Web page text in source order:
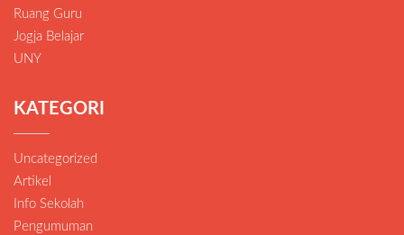
Ruang Guru
Jogja Belajar
UNY
KATEGORI
Uncategorized
Artikel
Info Sekolah
Pengumuman